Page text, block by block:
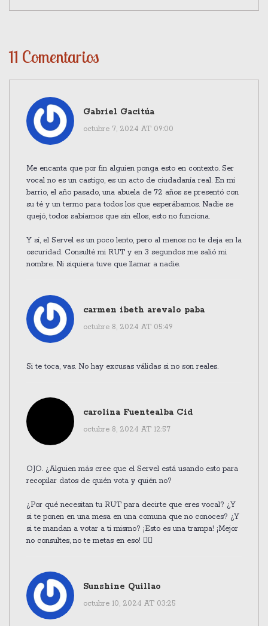
11 Comentarios
Gabriel Gacitúa
octubre 7, 2024 AT 09:00
Me encanta que por fin alguien ponga esto en contexto. Ser
vocal no es un castigo, es un acto de ciudadanía real. En mi
barrio, el año pasado, una abuela de 72 años se presentó con
su té y un termo para todos los que esperábamos. Nadie se
quejó, todos sabíamos que sin ellos, esto no funciona.
Y sí, el Servel es un poco lento, pero al menos no te deja en la
oscuridad. Consulté mi RUT y en 3 segundos me salió mi
nombre. Ni siquiera tuve que llamar a nadie.
carmen ibeth arevalo paba
octubre 8, 2024 AT 05:49
Si te toca, vas. No hay excusas válidas si no son reales.
carolina Fuentealba Cid
octubre 8, 2024 AT 12:57
OJO. ¿Alguien más cree que el Servel está usando esto para
recopilar datos de quién vota y quién no?
¿Por qué necesitan tu RUT para decirte que eres vocal? ¿Y
si te ponen en una mesa en una comuna que no conoces? ¿Y
si te mandan a votar a ti mismo? ¡Esto es una trampa! ¡Mejor
no consultes, no te metas en eso! 🕵️‍♀️
Sunshine Quillao
octubre 10, 2024 AT 03:25